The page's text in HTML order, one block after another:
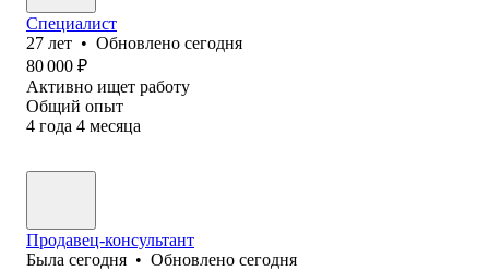
Специалист
27 лет • Обновлено сегодня
80 000 ₽
Активно ищет работу
Общий опыт
4 года 4 месяца
Продавец-консультант
Была сегодня • Обновлено сегодня